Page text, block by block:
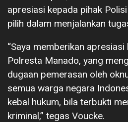
apresiasi kepada pihak
pilih dalam menjalankan
“Saya memberikan
Polresta Manado, yang
dugaan pemerasan oleh
semua warga negara
kebal hukum, bila terbukti
kriminal,” tegas Voucke.